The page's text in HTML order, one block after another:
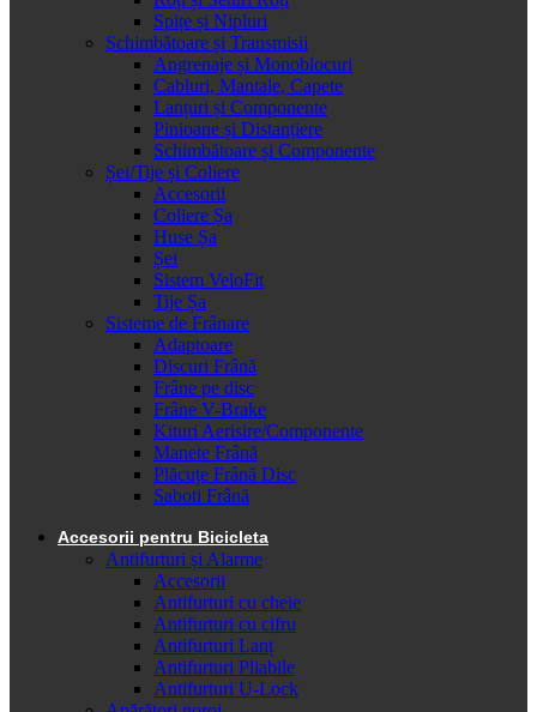
Spițe și Nipluri
Schimbătoare și Transmisii
Angrenaje și Monoblocuri
Cabluri, Mantale, Capete
Lanțuri și Componente
Pinioane și Distanțiere
Schimbătoare și Componente
Șei/Tije și Coliere
Accesorii
Coliere Șa
Huse Șa
Șei
Sistem VeloFit
Tije Șa
Sisteme de Frânare
Adaptoare
Discuri Frână
Frâne pe disc
Frâne V-Brake
Kituri Aerisire/Componente
Manete Frână
Plăcuțe Frână Disc
Saboti Frână
Accesorii pentru Bicicleta
Antifurturi și Alarme
Accesorii
Antifurturi cu cheie
Antifurturi cu cifru
Antifurturi Lanț
Antifurturi Pliabile
Antifurturi U-Lock